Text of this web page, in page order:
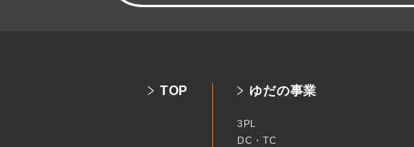
TOP ゆだの事業
3PL
DC・TC